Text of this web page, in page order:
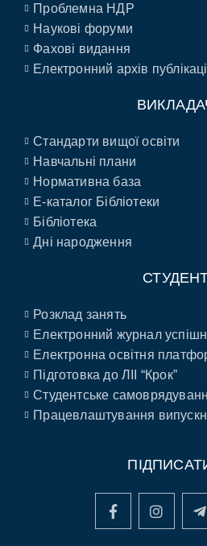
Проблемна НДР
Наукові форуми
Фахові видання
Електронний архів
Стандарти вищої освіти
Навчальні плани
Нормативна база
E-каталог Бібліотеки
Бібліотека
Дні народження
Розклад занять
Електронний журнал
Електронна освітня
Підготовка до ЛІІ “Крок”
Студентське
Працевлаштування